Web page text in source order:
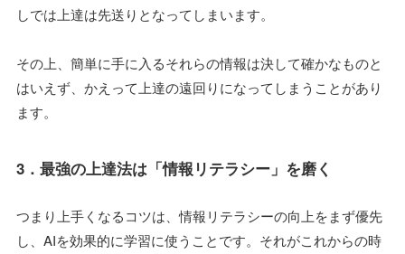
しでは上達は先送りとなってしまいます。
その上、簡単に手に入るそれらの情報は決して確かなものと
はいえず、かえって上達の遠回りになってしまうことがあり
ます。
3．最強の上達法は「情報リテラシー」を磨く
つまり上手くなるコツは、情報リテラシーの向上をまず優先
し、AIを効果的に学習に使うことです。それがこれからの時